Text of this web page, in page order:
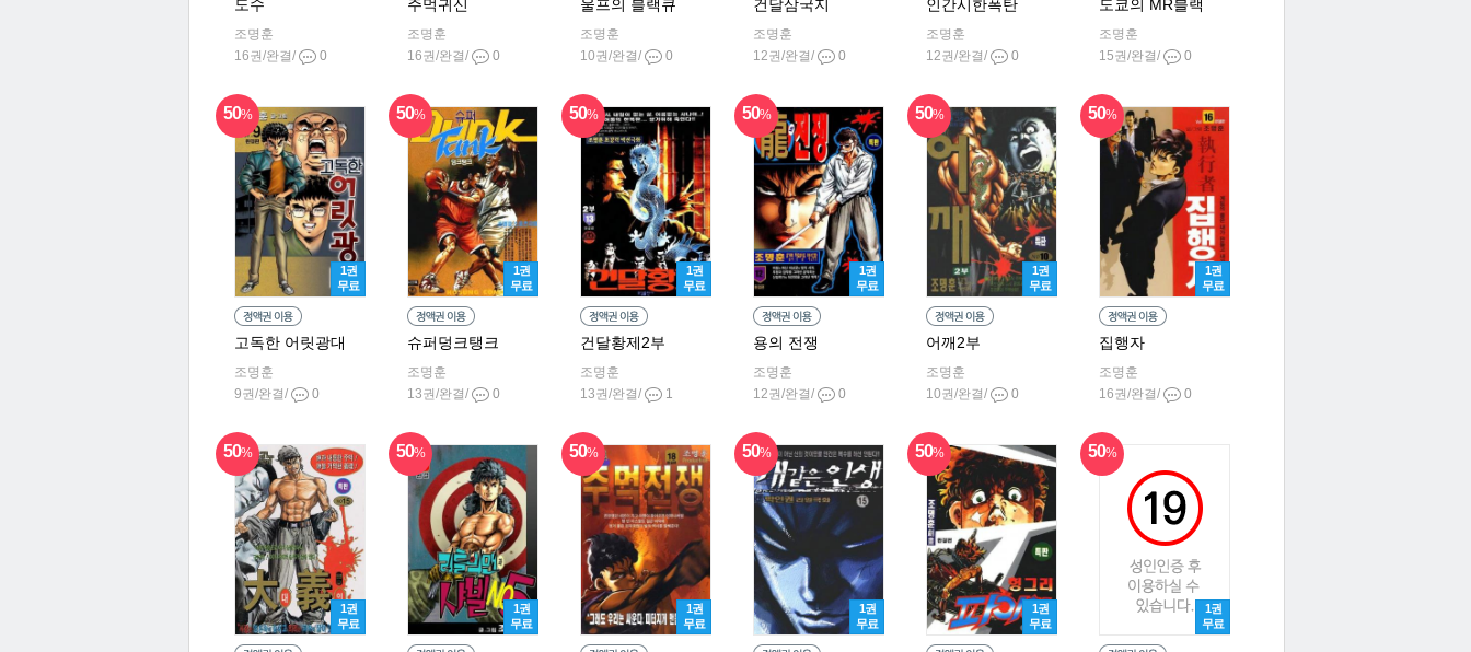
도수
조명훈
16권/완결/
0
주먹귀신
조명훈
16권/완결/
0
울프의 블랙큐
조명훈
10권/완결/
0
건달삼국지
조명훈
12권/완결/
0
인간시한폭탄
조명훈
12권/완결/
0
도쿄의 MR블랙
조명훈
15권/완결/
0
50%
1권
무료
고독한 어릿광대
조명훈
9권/완결/
0
50%
1권
무료
슈퍼덩크탱크
조명훈
13권/완결/
0
50%
1권
무료
건달황제2부
조명훈
13권/완결/
1
50%
1권
무료
용의 전쟁
조명훈
12권/완결/
0
50%
1권
무료
어깨2부
조명훈
10권/완결/
0
50%
1권
무료
집행자
조명훈
16권/완결/
0
50%
1권
무료
50%
1권
무료
50%
1권
무료
50%
1권
무료
50%
1권
무료
50%
1권
무료